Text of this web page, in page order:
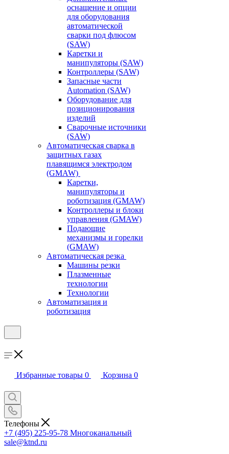
оснащение и опции
для оборудования
автоматической
сварки под флюсом
(SAW)
Каретки и
манипуляторы (SAW)
Контроллеры (SAW)
Запасные части
Automation (SAW)
Оборудование для
позиционирования
изделий
Сварочные источники
(SAW)
Автоматическая сварка в
защитных газах
плавящимся электродом
(GMAW)
Каретки,
манипуляторы и
роботизация (GMAW)
Контроллеры и блоки
управления (GMAW)
Подающие
механизмы и горелки
(GMAW)
Автоматическая резка
Машины резки
Плазменные
технологии
Технологии
Автоматизация и
роботизация
Избранные товары 0 Корзина 0
Телефоны
+7 (495) 225-95-78 Многоканальный
sale@ktnd.ru